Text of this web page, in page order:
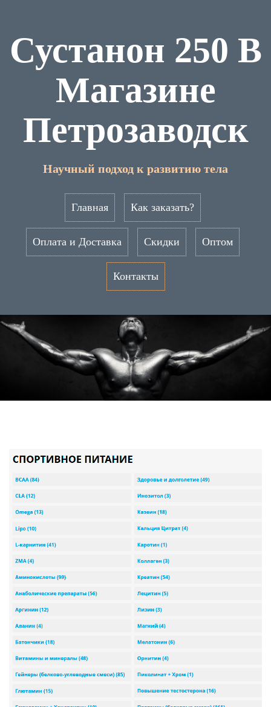
Сустанон 250 В
Магазине
Петрозаводск
Научный подход к развитию тела
Главная Как заказать?
Оплата и Доставка Скидки Оптом
Контакты